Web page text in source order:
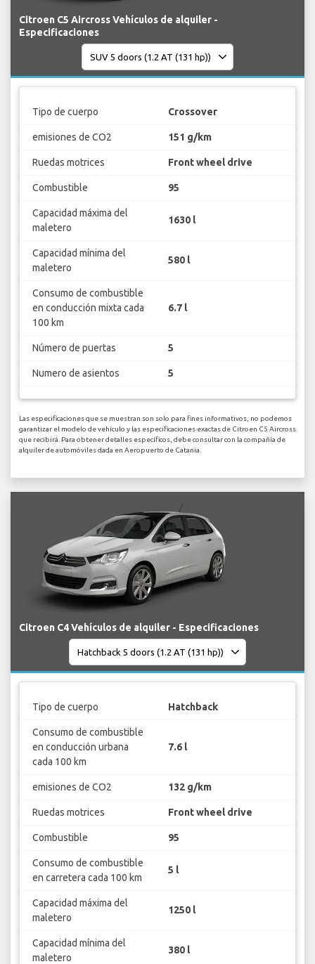
Citroen C5 Aircross Vehículos de alquiler -
Especificaciones
Tipo de cuerpo Crossover
emisiones de CO2 151 g/km
Ruedas motrices Front wheel drive
Combustible 95
Capacidad máxima del
maletero
1630 l
Capacidad mínima del
maletero
580 l
Consumo de combustible
en conducción mixta cada
100 km
6.7 l
Número de puertas 5
Numero de asientos 5
Las especificaciones que se muestran son solo para fines informativos, no podemos
garantizar el modelo de vehículo y las especificaciones exactas de Citroen C5 Aircross
que recibirá. Para obtener detalles específicos, debe consultar con la compañía de
alquiler de automóviles dada en Aeropuerto de Catania.
Citroen C4 Vehículos de alquiler - Especificaciones
Tipo de cuerpo Hatchback
Consumo de combustible
en conducción urbana
cada 100 km
7.6 l
emisiones de CO2 132 g/km
Ruedas motrices Front wheel drive
Combustible 95
Consumo de combustible
en carretera cada 100 km
5 l
Capacidad máxima del
maletero
1250 l
Capacidad mínima del
maletero
380 l